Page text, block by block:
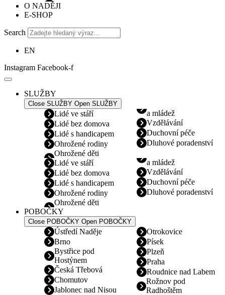
O NADĚJI
E-SHOP
Search
EN
Instagram Facebook-f
SLUŽBY
Close SLUŽBY Open SLUŽBY
Lidé ve stáří
Lidé bez domova
Lidé s handicapem
Ohrožené rodiny
Ohrožené děti
a mládež
Vzdělávání
Duchovní péče
Dluhové poradenství
Lidé ve stáří
Lidé bez domova
Lidé s handicapem
Ohrožené rodiny
Ohrožené děti
a mládež
Vzdělávání
Duchovní péče
Dluhové poradenství
POBOČKY
Close POBOČKY Open POBOČKY
Ústředí Naděje
Brno
Bystřice pod
Hostýnem
Česká Třebová
Chomutov
Jablonec nad Nisou
Otrokovice
Písek
Plzeň
Praha
Roudnice nad Labem
Rožnov pod
Radhoštěm